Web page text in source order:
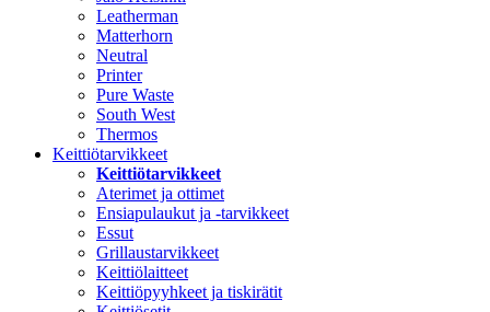
Leatherman
Matterhorn
Neutral
Printer
Pure Waste
South West
Thermos
Keittiötarvikkeet
Keittiötarvikkeet
Aterimet ja ottimet
Ensiapulaukut ja -tarvikkeet
Essut
Grillaustarvikkeet
Keittiölaitteet
Keittiöpyyhkeet ja tiskirätit